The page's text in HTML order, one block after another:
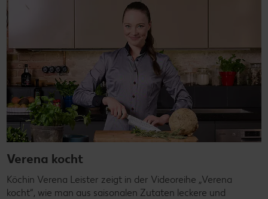
Verena kocht
Köchin Verena Leister zeigt in der Videoreihe „Verena
kocht“, wie man aus saisonalen Zutaten leckere und